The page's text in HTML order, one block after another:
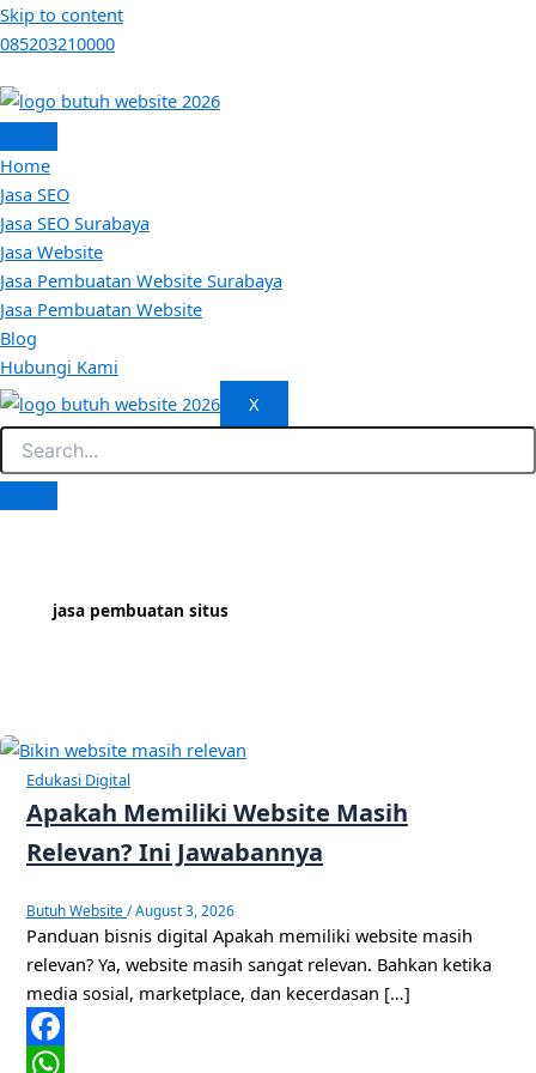
Skip to content
085203210000
Home
Jasa SEO
Jasa SEO Surabaya
Jasa Website
Jasa Pembuatan Website Surabaya
Jasa Pembuatan Website
Blog
Hubungi Kami
X
jasa pembuatan situs
Edukasi Digital
Apakah Memiliki Website Masih
Relevan? Ini Jawabannya
Butuh Website /August 3, 2026
Panduan bisnis digital Apakah memiliki website masih
relevan? Ya, website masih sangat relevan. Bahkan ketika
media sosial, marketplace, dan kecerdasan […]
Facebook